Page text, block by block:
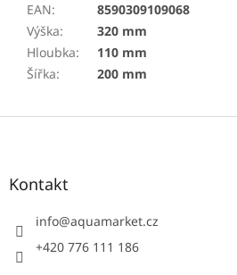
EAN:
8590309109068
Výška:
320 mm
Hloubka:
110 mm
Šířka: 200 mm
Z
Kontakt
info@aquamarket.cz
+420 776 111 186